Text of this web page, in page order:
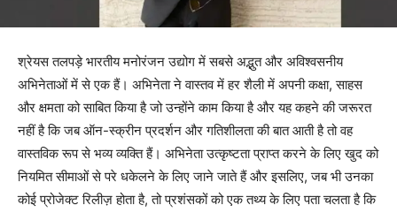
श्रेयस तलपड़े भारतीय मनोरंजन उद्योग में सबसे अद्भुत और अविश्वसनीय
अभिनेताओं में से एक हैं। अभिनेता ने वास्तव में हर शैली में अपनी कक्षा, साहस
और क्षमता को साबित किया है जो उन्होंने काम किया है और यह कहने की जरूरत
नहीं है कि जब ऑन-स्क्रीन प्रदर्शन और गतिशीलता की बात आती है तो वह
वास्तविक रूप से भव्य व्यक्ति हैं। अभिनेता उत्कृष्टता प्राप्त करने के लिए खुद को
नियमित सीमाओं से परे धकेलने के लिए जाने जाते हैं और इसलिए, जब भी उनका
कोई प्रोजेक्ट रिलीज़ होता है, तो प्रशंसकों को एक तथ्य के लिए पता चलता है कि